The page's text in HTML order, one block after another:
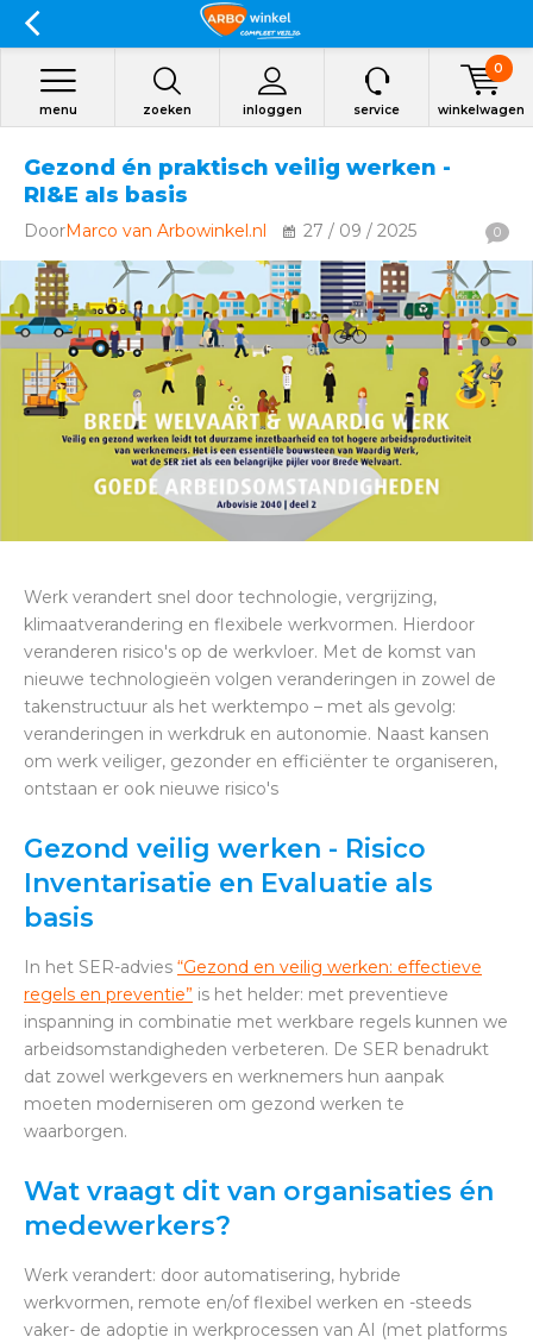
zoeken inloggen
menu service winkelwagen
0
Gezond én praktisch veilig werken -
RI&E als basis
DoorMarco van Arbowinkel.nl 27 / 09 / 2025 0
Werk verandert snel door technologie, vergrijzing,
klimaatverandering en flexibele werkvormen. Hierdoor
veranderen risico's op de werkvloer. Met de komst van
nieuwe technologieën volgen veranderingen in zowel de
takenstructuur als het werktempo – met als gevolg:
veranderingen in werkdruk en autonomie. Naast kansen
om werk veiliger, gezonder en efficiënter te organiseren,
ontstaan er ook nieuwe risico's
Gezond veilig werken - Risico
Inventarisatie en Evaluatie als
basis
In het SER-advies “Gezond en veilig werken: effectieve
regels en preventie” is het helder: met preventieve
inspanning in combinatie met werkbare regels kunnen we
arbeidsomstandigheden verbeteren. De SER benadrukt
dat zowel werkgevers en werknemers hun aanpak
moeten moderniseren om gezond werken te
waarborgen.
Wat vraagt dit van organisaties én
medewerkers?
Werk verandert: door automatisering, hybride
werkvormen, remote en/of flexibel werken en -steeds
vaker- de adoptie in werkprocessen van AI (met platforms